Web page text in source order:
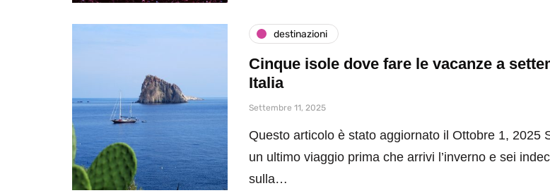
destinazioni
Cinque isole dove fare le vacanze a
Italia
Settembre 11, 2025
Questo articolo è stato aggiornato il Ottobre 1, 2025
un ultimo viaggio prima che arrivi l’inverno e sei
sulla…